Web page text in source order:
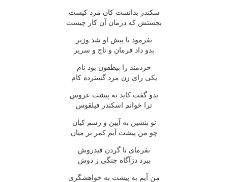
سکندر بدانست کان مرد کیست
بجستش که درمان آن کار چیست
بفرمود تا پیش او شد وزیر
بدو داد فرمان و تاج و سریر
خردمند را بیطقون بود نام
یکی رای زن مرد گسترده کام
بدو گفت کاید به پیشت عروس
ترا خوانم اسکندر فیلقوس
تو بنشین به آیین و رسم کیان
چو من پیشت آیم کمر بر میان
بفرمای تا گردن قیدروش
ببرد دژآگاه جنگی ز دوش
من آیم به پیشت به خواهشگری